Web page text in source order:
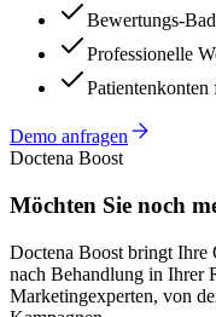
Bewertungs-
Professionelle
Demo anfragen
Doctena Boost
Möchten Sie noch
Doctena Boost bringt Ihre
nach Behandlung in Ihrer
Marketingexperten, von